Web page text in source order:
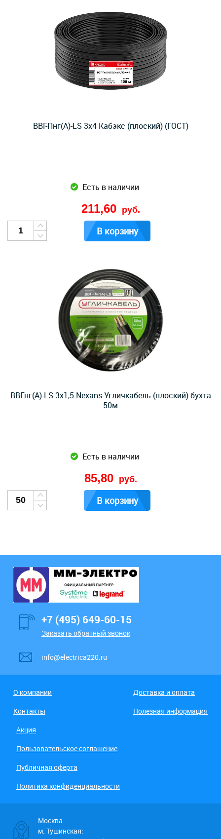
ВВГ-Пнг(А)-LS 3x4 Кабэкс (плоский) (ГОСТ)
Есть в наличии
211,60 руб.
В корзину
ВВГнг(А)-LS 3х1,5 Nexans-Угличкабель (плоский) бухта
50м
Есть в наличии
85,80 руб.
В корзину
+7 (495) 649-60-15
Заказать обратный звонок
info@electrica220.ru
О компании
Доставка и оплата
Контакты
Полезная информация
Акция
Пользовательское соглашение
Публичная оферта
Политика конфиденциальности
Москва
м. Тушинская: